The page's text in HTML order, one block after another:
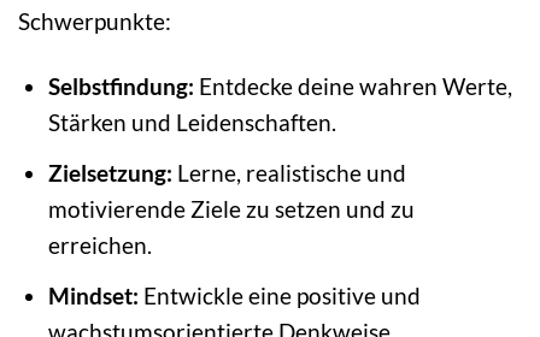
Schwerpunkte:
Selbstfindung: Entdecke deine wahren Werte,
Stärken und Leidenschaften.
Zielsetzung: Lerne, realistische und
motivierende Ziele zu setzen und zu
erreichen.
Mindset: Entwickle eine positive und
wachstumsorientierte Denkweise.